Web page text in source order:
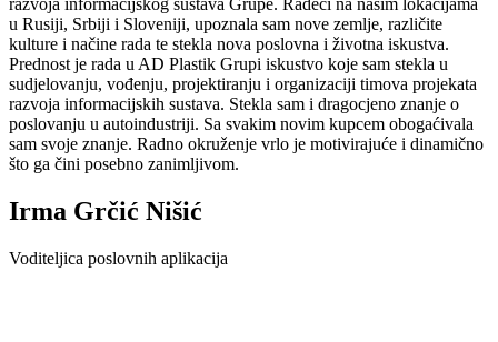
u Rusiji, Srbiji i Sloveniji, upoznala sam nove zemlje, različite
kulture i načine rada te stekla nova poslovna i životna iskustva.
Prednost je rada u AD Plastik Grupi iskustvo koje sam stekla u
sudjelovanju, vođenju, projektiranju i organizaciji timova projekata
razvoja informacijskih sustava. Stekla sam i dragocjeno znanje o
poslovanju u autoindustriji. Sa svakim novim kupcem obogaćivala
sam svoje znanje. Radno okruženje vrlo je motivirajuće i dinamično
što ga čini posebno zanimljivom.
Irma Grčić Nišić
Voditeljica poslovnih aplikacija